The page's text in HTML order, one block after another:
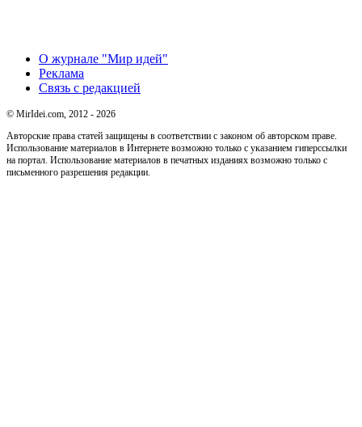
О журнале "Мир идей"
Реклама
Связь с редакцией
© MirIdei.com, 2012 - 2026
Авторские права статей защищены в соответствии с законом об авторском праве.
Использование материалов в Интернете возможно только с указанием гиперссылки
на портал. Использование материалов в печатных изданиях возможно только с
письменного разрешения редакции.